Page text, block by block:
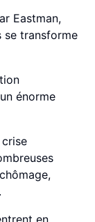
Eastman,
se transforme
énorme
en